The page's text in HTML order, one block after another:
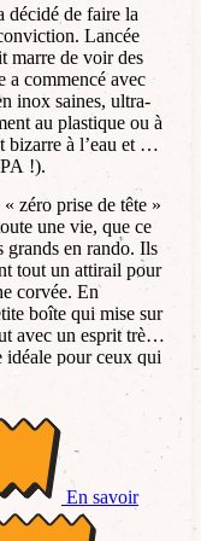
décidé de faire la
Lancée
marre de voir des
a commencé avec
inox saines, ultra-
au plastique ou à
à l’eau et ne
!).
zéro prise de tête »
une vie, que ce
grands en rando. Ils
tout un attirail pour
corvée. En
boîte qui mise sur
avec un esprit très
idéale pour ceux qui
prendre au sérieux !
En savoir